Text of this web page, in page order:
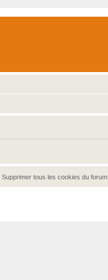
Supprimer tous les cookies du forum